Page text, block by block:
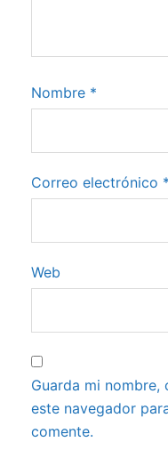
Nombre *
Correo electrónico *
Web
Guarda mi
este navegador
comente.